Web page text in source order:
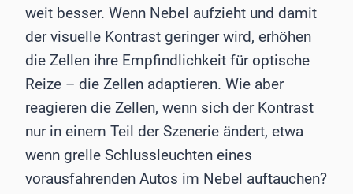
weit besser. Wenn Nebel aufzieht und damit
der visuelle Kontrast geringer wird, erhöhen
die Zellen ihre Empfindlichkeit für optische
Reize – die Zellen adaptieren. Wie aber
reagieren die Zellen, wenn sich der Kontrast
nur in einem Teil der Szenerie ändert, etwa
wenn grelle Schlussleuchten eines
vorausfahrenden Autos im Nebel auftauchen?